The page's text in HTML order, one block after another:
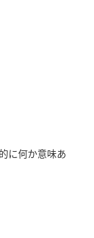
に何か意味あ